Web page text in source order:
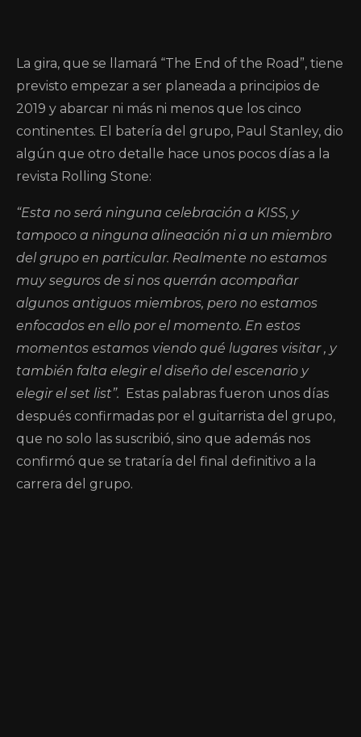
La gira, que se llamará “The End of the Road”, tiene
previsto empezar a ser planeada a principios de
2019 y abarcar ni más ni menos que los cinco
continentes. El batería del grupo, Paul Stanley, dio
algún que otro detalle hace unos pocos días a la
revista Rolling Stone:
“Esta no será ninguna celebración a KISS, y
tampoco a ninguna alineación ni a un miembro
del grupo en particular. Realmente no estamos
muy seguros de si nos querrán acompañar
algunos antiguos miembros, pero no estamos
enfocados en ello por el momento. En estos
momentos estamos viendo qué lugares visitar , y
también falta elegir el diseño del escenario y
elegir el set list”.
Estas palabras fueron unos días
después confirmadas por el guitarrista del grupo,
que no solo las suscribió, sino que además nos
confirmó que se trataría del final definitivo a la
carrera del grupo.